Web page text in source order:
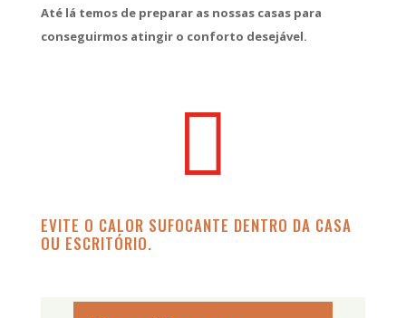
Até lá temos de preparar as nossas casas para
conseguirmos atingir o conforto desejável.

EVITE O CALOR SUFOCANTE DENTRO DA CASA
OU ESCRITÓRIO.